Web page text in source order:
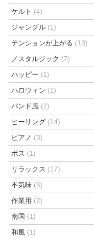
ケルト (4)
ジャングル (1)
テンションが上がる (13)
ノスタルジック (7)
ハッピー (1)
ハロウィン (1)
バンド風 (2)
ヒーリング (14)
ピアノ (3)
ボス (1)
リラックス (17)
不気味 (3)
作業用 (2)
南国 (1)
和風 (1)